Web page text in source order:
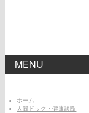
MENU
ホーム
人間ドック・健康診断